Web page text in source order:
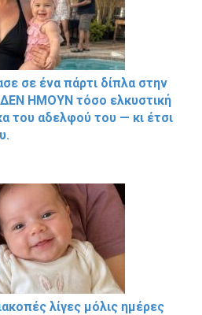
σε ένα πάρτι δίπλα στην
ΗΜΟΥΝ τόσο ελκυστική
του αδελφού του — κι έτσι
λίγες μόλις ημέρες